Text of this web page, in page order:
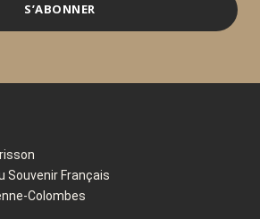
S’ABONNER
Souvenir Français
Colombes